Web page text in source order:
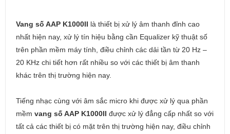
Vang số AAP K1000II là thiết bị xử lý âm thanh đỉnh cao
nhất hiện nay, xử lý tín hiệu bằng cần Equalizer kỹ thuật số
trên phần mềm máy tính, điều chỉnh các dải tần từ 20 Hz –
20 KHz chi tiết hơn rất nhiều so với các thiết bị âm thanh
khác trên thị trường hiện nay.
Tiếng nhạc cùng với âm sắc micro khi được xử lý qua phần
mềm vang số AAP K1000II được xử lý đẳng cấp nhất so với
tất cả các thiết bị có mặt trên thị trường hiện nay, điều chỉnh